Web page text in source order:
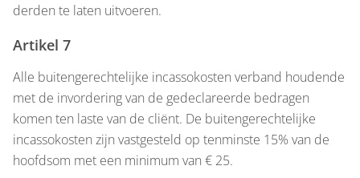
derden te laten uitvoeren.
Artikel 7
Alle buitengerechtelijke incassokosten verband houdende
met de invordering van de gedeclareerde bedragen
komen ten laste van de cliënt. De buitengerechtelijke
incassokosten zijn vastgesteld op tenminste 15% van de
hoofdsom met een minimum van € 25.